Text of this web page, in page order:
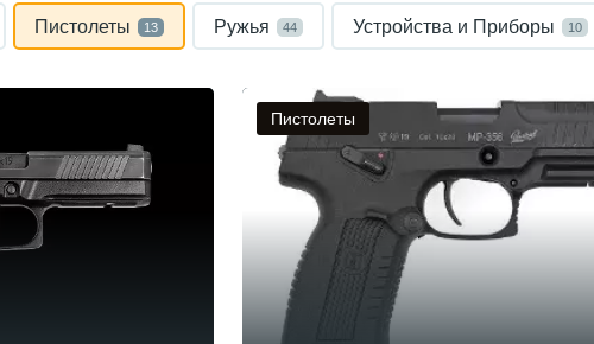
Пистолеты 13 Ружья 44 Устройства и Приборы 10
Пистолеты